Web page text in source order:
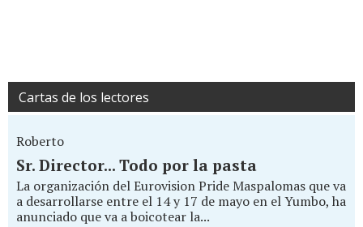
Cartas de los lectores
Roberto
Sr. Director... Todo por la pasta
La organización del Eurovision Pride Maspalomas que va
a desarrollarse entre el 14 y 17 de mayo en el Yumbo, ha
anunciado que va a boicotear la...